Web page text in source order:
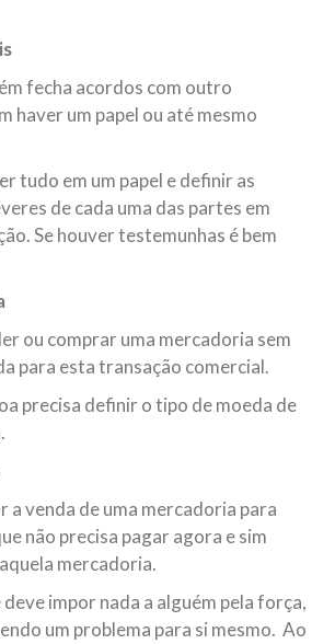
fecha acordos com outro
haver um papel ou até mesmo
tudo em um papel e definir as
de cada uma das partes em
Se houver testemunhas é bem
ou comprar uma mercadoria sem
para esta transação comercial.
precisa definir o tipo de moeda de
a venda de uma mercadoria para
não precisa pagar agora e sim
mercadoria.
deve impor nada a alguém pela força,
um problema para si mesmo. Ao